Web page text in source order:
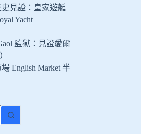
見證：皇家遊艇
Yacht
監獄：見證愛爾
English Market 半